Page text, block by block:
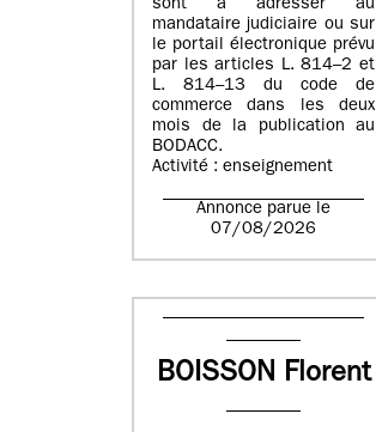
sont à adresser au
mandataire judiciaire ou sur
le portail électronique prévu
par les articles L. 814–2 et
L. 814–13 du code de
commerce dans les deux
mois de la publication au
BODACC.
Activité : enseignement
Annonce parue le
07/08/2026
BOISSON Florent